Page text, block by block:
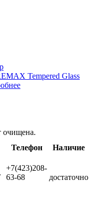
Tempered Glass
очищена.
Телефон
Наличие
+7(423)208-
63-68
достаточно